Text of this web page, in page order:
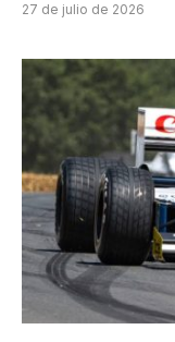
27 de julio de 2026